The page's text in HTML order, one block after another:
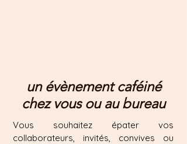
un évènement caféiné
chez vous ou au bureau
Vous souhaitez épater vos
collaborateurs, invités, convives ou